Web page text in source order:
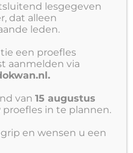
PCBS De Brug
JT Aalsmeer
lesgegeven
dat alleen
leden.
een proefles
aanmelden via
van15 augustus
in te plannen.
en wensen u een